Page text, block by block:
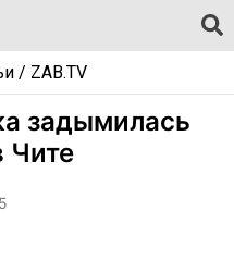
/ ZAB.TV
задымилась
Чите